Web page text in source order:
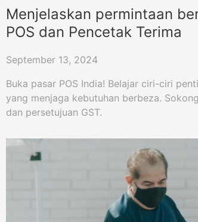
Menjelaskan permintaan
POS dan Pencetak Terima
September 13, 2024
Buka pasar POS India! Belajar ciri-ciri
yang menjaga kebutuhan berbeza.
dan persetujuan GST.